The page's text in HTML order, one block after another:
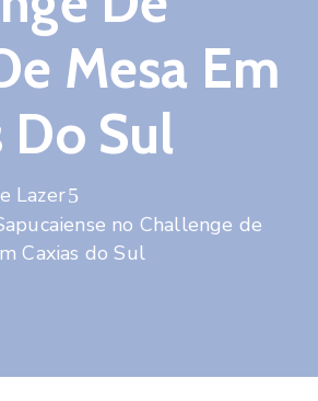
Mesa Em
Do Sul
Lazer
no Challenge de
Caxias do Sul